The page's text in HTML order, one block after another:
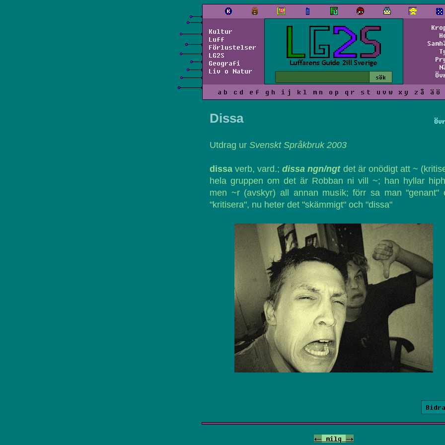
Kultur
Luff
Förlustelser
LG2S
Geografi
Liv o Natur
a b c d e f g h i j k l m n o p q r s t u v w x y z å ä ö
Dissa
Utdrag ur Svenskt Språkbruk 2003
dissa verb, vard.;dissa ngn/ngtdet är onödigt att ~
hela gruppen om det är Robban ni vill ~; han hyllar
men ~r (avskyr) all annan musik; förr sa man "genant"
"kritisera", nu heter det "skämmigt" och "dissa"
<- milq ->